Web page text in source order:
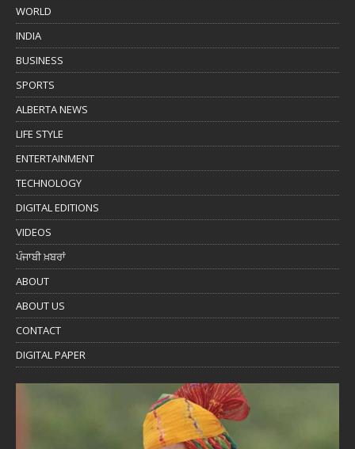
WORLD
INDIA
BUSINESS
SPORTS
ALBERTA NEWS
LIFE STYLE
ENTERTAINMENT
TECHNOLOGY
DIGITAL EDITIONS
VIDEOS
ਪੰਜਾਬੀ ਖ਼ਬਰਾਂ
ABOUT
ABOUT US
CONTACT
DIGITAL PAPER